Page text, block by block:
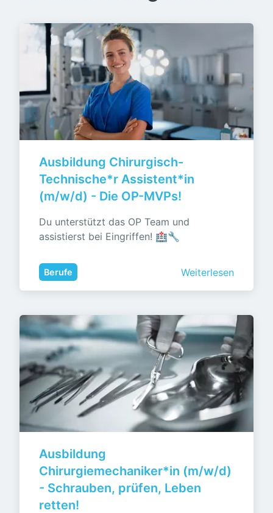
Ausbildung Chirurgisch-
Technische*r Assistent*in
(m/w/d) - Die OP-MVPs!
Du unterstützt das OP Team und
assistierst bei Eingriffen! 🏥🔧
Berufe Weiterlesen
Ausbildung
Chirurgiemechaniker*in (m/w/d)
- Schrauben, prüfen, Leben
retten!